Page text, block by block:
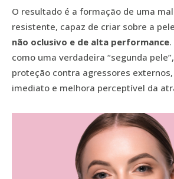
O resultado é a formação de uma
resistente, capaz de criar sobre a
não oclusivo e de alta performance
como uma verdadeira “segunda
proteção contra agressores
imediato e melhora perceptível da